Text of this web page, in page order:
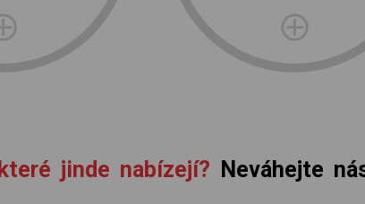
jinde nabízejí? Neváhejte